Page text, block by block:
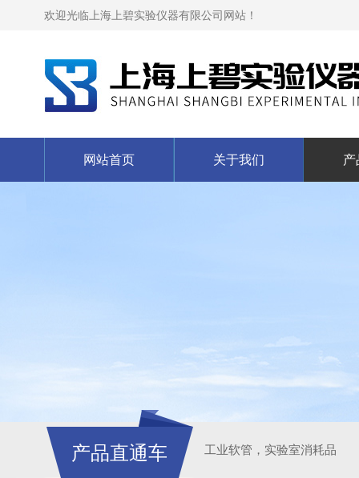
欢迎光临上海上碧实验仪器有限公司网站！
网站首页 关于我们 产
产品直通车 工业软管，实验室消耗品